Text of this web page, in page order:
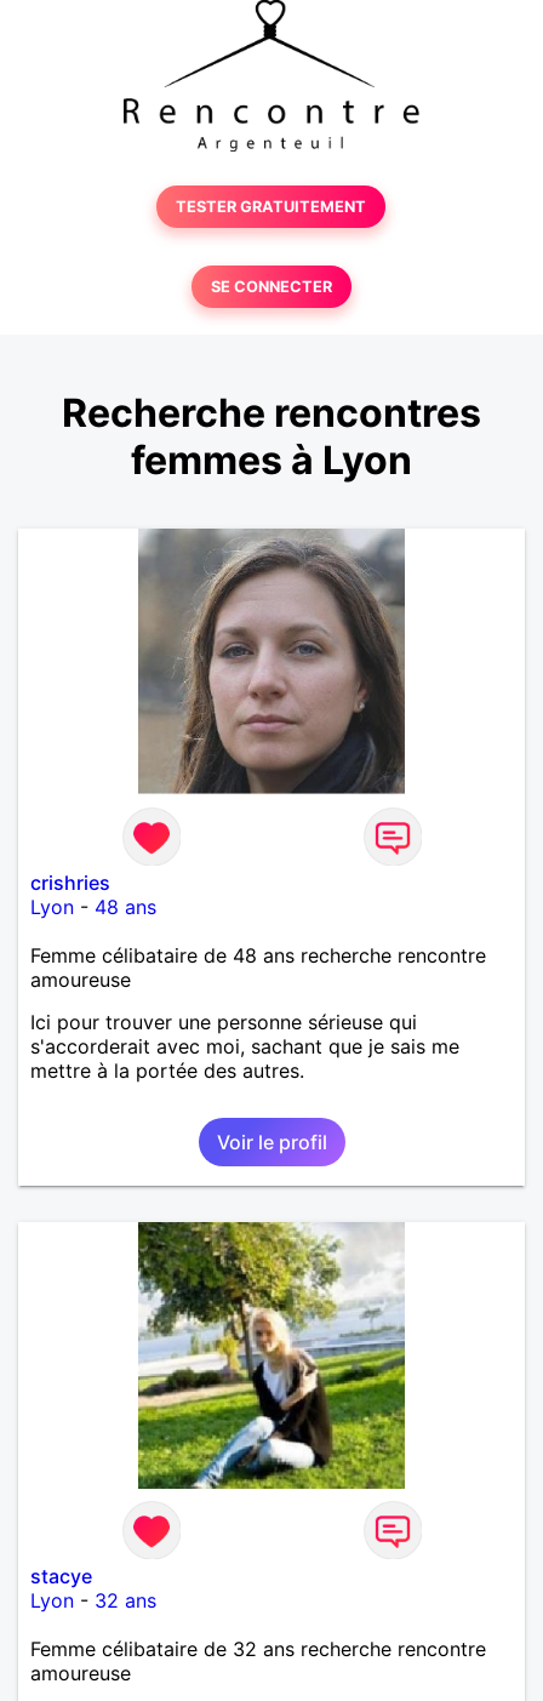
TESTER GRATUITEMENT
SE CONNECTER
Recherche rencontres
femmes à Lyon
crishries
Lyon - 48 ans
Femme célibataire de 48 ans recherche rencontre
amoureuse
Ici pour trouver une personne sérieuse qui
s'accorderait avec moi, sachant que je sais me
mettre à la portée des autres.
Voir le profil
stacye
Lyon - 32 ans
Femme célibataire de 32 ans recherche rencontre
amoureuse